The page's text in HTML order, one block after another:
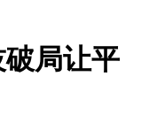
局让平